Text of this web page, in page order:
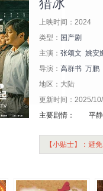
猎冰
上映时间：2024
类型： 国产剧
主演： 张颂文 姚安
导演： 高群书 万鹏
地区：大陆
更新时间：2025/
主要剧情： 平静
【小贴士】：避